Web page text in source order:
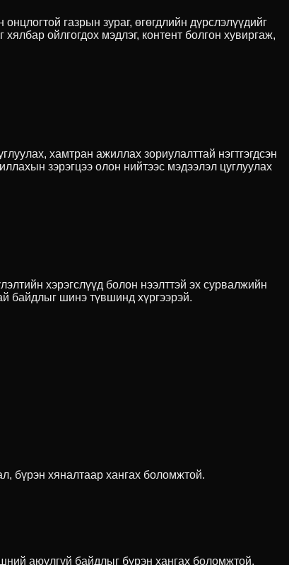
газрын зураг, өгөгдлийн дүрслэлүүдийг
ойлгогдох мэдлэг, контент болгон хувиргаж,
хамтран ажиллах зориулалттай нэгтгэгдсэн
зэрэгцээ олон нийтээс мэдээлэл цуглуулах
хэрэгслүүд болон нээлттэй эх сурвалжийн
байдлыг шинэ түвшинд хүргээрэй.
бүрэн хяналтаар хангах боломжтой.
аюулгүй байдлыг бүрэн хангах боломжтой.